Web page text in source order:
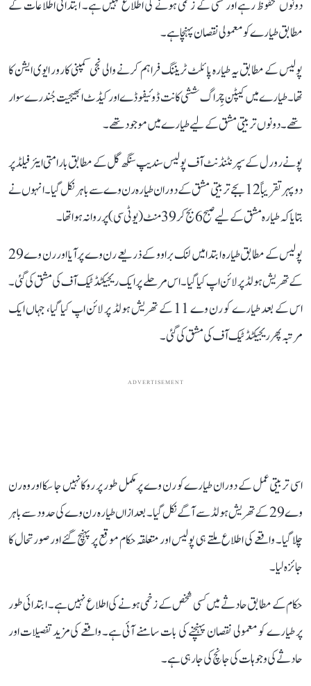
دونوں محفوظ رہے اور کسی کے زخمی ہونے کی اطلاع نہیں ہے۔ ابتدائی اطلاعات کے
مطابق طیارے کو معمولی نقصان پہنچا ہے۔
پولیس کے مطابق یہ طیارہ پائلٹ ٹریننگ فراہم کرنے والی نجی کمپنی کارور ایوی ایشن کا
تھا۔ طیارے میں کیپٹن چِراگ ششی کانت ڈوئیفوڈے اور کیڈٹ ابھیجیت جُندرے سوار
تھے۔ دونوں تربیتی مشق کے لیے طیارے میں موجود تھے۔
پونے رورل کے سپرنٹنڈنٹ آف پولیس سندیپ سنگھ گل کے مطابق بارامتی ایئر فیلڈ پر
دوپہر تقریباً 12 بجے تربیتی مشق کے دوران طیارہ رن وے سے باہر نکل گیا۔ انہوں نے
بتایا کہ طیارہ مشق کے لیے صبح 6 بج کر 39 منٹ (یو ٹی سی) پر روانہ ہوا تھا۔
پولیس کے مطابق طیارہ ابتدا میں لنک براوو کے ذریعے رن وے پر آیا اور رن وے 29
کے تھریش ہولڈ پر لائن اپ کیا گیا۔ اس مرحلے پر ایک ریجیکٹڈ ٹیک آف کی مشق کی گئی۔
اس کے بعد طیارے کو رن وے 11 کے تھریش ہولڈ پر لائن اپ کیا گیا، جہاں ایک
مرتبہ پھر ریجیکٹڈ ٹیک آف کی مشق کی گئی۔
ADVERTISEMENT
اسی تربیتی عمل کے دوران طیارے کو رن وے پر مکمل طور پر روکا نہیں جا سکا اور وہ رن
وے 29 کے تھریش ہولڈ سے آگے نکل گیا۔ بعد ازاں طیارہ رن وے کی حدود سے باہر
چلا گیا۔ واقعے کی اطلاع ملتے ہی پولیس اور متعلقہ حکام موقع پر پہنچ گئے اور صورتحال کا
جائزہ لیا۔
حکام کے مطابق حادثے میں کسی شخص کے زخمی ہونے کی اطلاع نہیں ہے۔ ابتدائی طور
پر طیارے کو معمولی نقصان پہنچنے کی بات سامنے آئی ہے۔ واقعے کی مزید تفصیلات اور
حادثے کی وجوہات کی جانچ کی جا رہی ہے۔